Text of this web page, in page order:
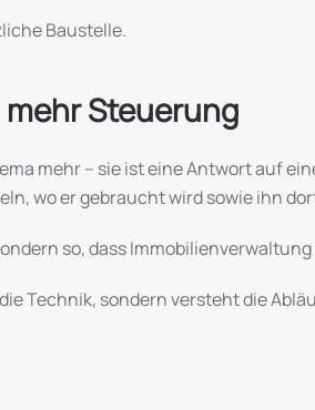
Baustelle.
Steuerung
mehr – sie ist eine Antwort auf
wo er gebraucht wird sowie ihn
so, dass
Technik, sondern versteht die